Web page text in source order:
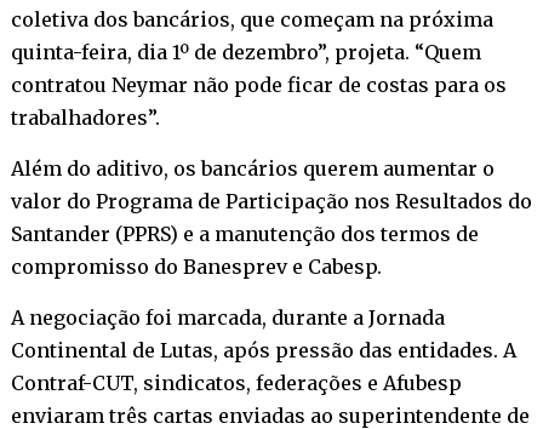
coletiva dos bancários, que começam na próxima
quinta-feira, dia 1º de dezembro”, projeta. “Quem
contratou Neymar não pode ficar de costas para os
trabalhadores”.
Além do aditivo, os bancários querem aumentar o
valor do Programa de Participação nos Resultados do
Santander (PPRS) e a manutenção dos termos de
compromisso do Banesprev e Cabesp.
A negociação foi marcada, durante a Jornada
Continental de Lutas, após pressão das entidades. A
Contraf-CUT, sindicatos, federações e Afubesp
enviaram três cartas enviadas ao superintendente de